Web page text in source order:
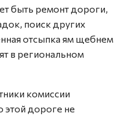
быть ремонт дороги,
поиск других
отсыпка ям щебнем
в региональном
комиссии
этой дороге не